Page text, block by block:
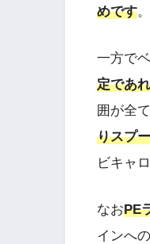
めです
一方で
定であ
囲が全
りスプ
ビキャ
なおPE
インへ